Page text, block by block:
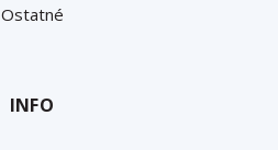
Ostatné
INFO